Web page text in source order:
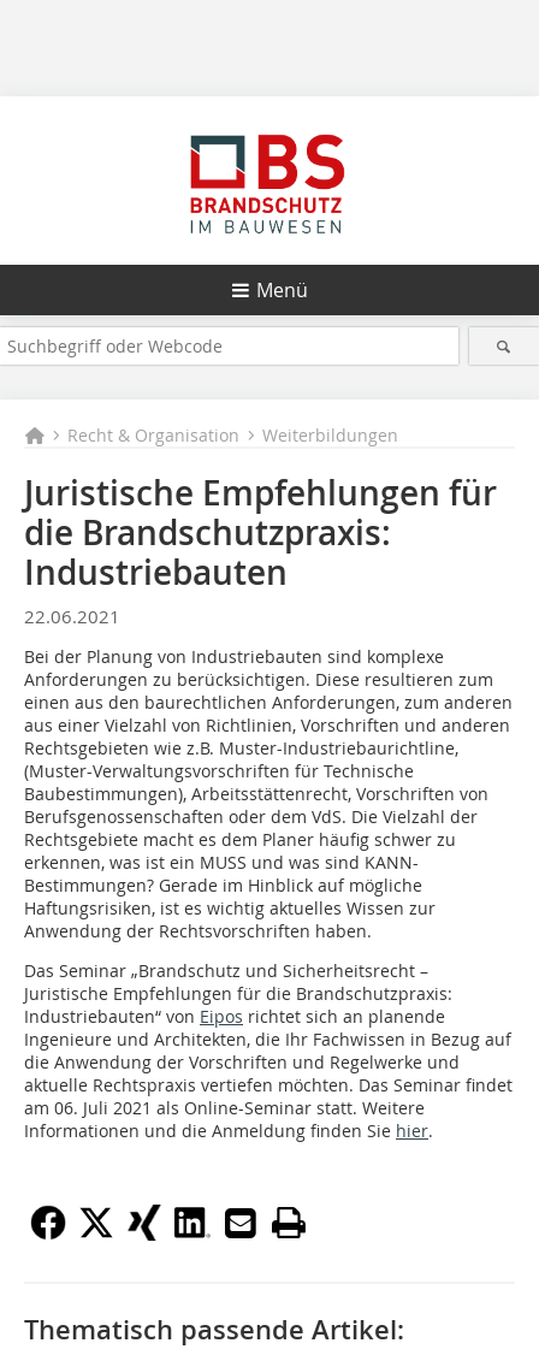
Menü
Recht & Organisation Weiterbildungen
Juristische Empfehlungen für
die Brandschutzpraxis:
Industriebauten
22.06.2021
Bei der Planung von Industriebauten sind komplexe
Anforderungen zu berücksichtigen. Diese resultieren zum
einen aus den baurechtlichen Anforderungen, zum anderen
aus einer Vielzahl von Richtlinien, Vorschriften und anderen
Rechtsgebieten wie z.B. Muster-Industriebaurichtline,
(Muster-Verwaltungsvorschriften für Technische
Baubestimmungen), Arbeitsstättenrecht, Vorschriften von
Berufsgenossenschaften oder dem VdS. Die Vielzahl der
Rechtsgebiete macht es dem Planer häufig schwer zu
erkennen, was ist ein MUSS und was sind KANN-
Bestimmungen? Gerade im Hinblick auf mögliche
Haftungsrisiken, ist es wichtig aktuelles Wissen zur
Anwendung der Rechtsvorschriften haben.
Das Seminar „Brandschutz und Sicherheitsrecht –
Juristische Empfehlungen für die Brandschutzpraxis:
Industriebauten“ von Eipos richtet sich an planende
Ingenieure und Architekten, die Ihr Fachwissen in Bezug auf
die Anwendung der Vorschriften und Regelwerke und
aktuelle Rechtspraxis vertiefen möchten. Das Seminar findet
am 06. Juli 2021 als Online-Seminar statt. Weitere
Informationen und die Anmeldung finden Sie hier.
Thematisch passende Artikel: